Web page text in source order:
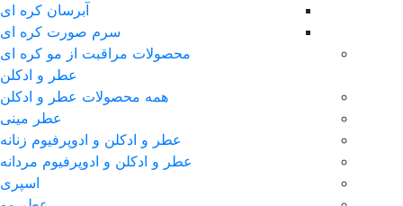
آبرسان کره ای
سرم صورت کره ای
محصولات مراقبت از مو کره ای
عطر و ادکلن
همه محصولات عطر و ادکلن
عطر مینی
عطر و ادکلن و ادوپرفیوم زنانه
عطر و ادکلن و ادوپرفیوم مردانه
اسپری